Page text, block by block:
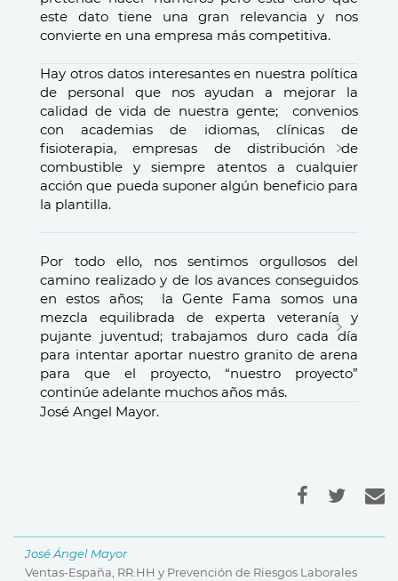
este dato tiene una gran relevancia y nos
convierte en una empresa más competitiva.
Hay otros datos interesantes en nuestra política
de personal que nos ayudan a mejorar la
calidad de vida de nuestra gente; convenios
con academias de idiomas, clínicas de
fisioterapia, empresas de distribución de
combustible y siempre atentos a cualquier
acción que pueda suponer algún beneficio para
la plantilla.
Por todo ello, nos sentimos orgullosos del
camino realizado y de los avances conseguidos
en estos años; la Gente Fama somos una
mezcla equilibrada de experta veteranía y
pujante juventud; trabajamos duro cada día
para intentar aportar nuestro granito de arena
para que el proyecto, “nuestro proyecto”
continúe adelante muchos años más.
José Angel Mayor.
José Ángel Mayor
Ventas-España, RR.HH y Prevención de Riesgos Laborales